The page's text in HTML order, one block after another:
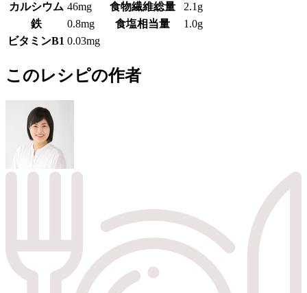
カルシウム 46mg 食物繊維総量
2.1g
鉄
0.8mg 食塩相当量
1.0g
ビタミンB1 0.03mg
このレシピの作者